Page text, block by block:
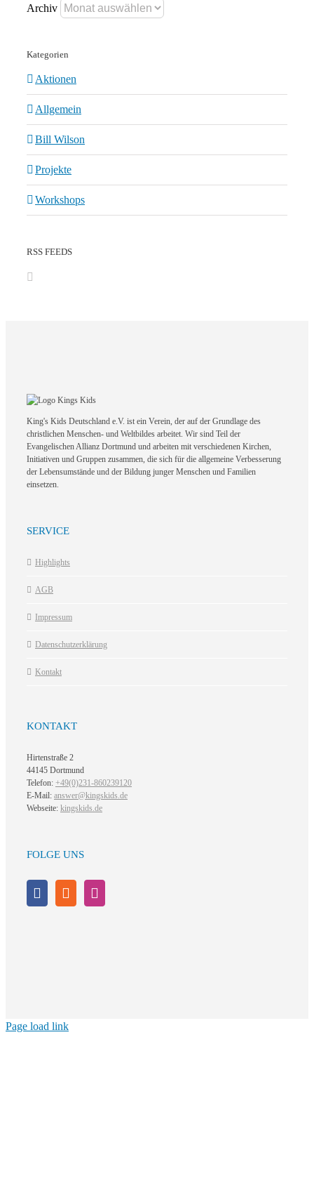
Archiv
Kategorien
Aktionen
Allgemein
Bill Wilson
Projekte
Workshops
RSS FEEDS
King's Kids Deutschland e.V. ist ein Verein, der auf der Grundlage des
christlichen Menschen- und Weltbildes arbeitet. Wir sind Teil der
Evangelischen Allianz Dortmund und arbeiten mit verschiedenen Kirchen,
Initiativen und Gruppen zusammen, die sich für die allgemeine Verbesserung
der Lebensumstände und der Bildung junger Menschen und Familien
einsetzen.
SERVICE
Highlights
AGB
Impressum
Datenschutzerklärung
Kontakt
KONTAKT
Hirtenstraße 2
44145 Dortmund
Telefon: +49(0)231-860239120
E-Mail: answer@kingskids.de
Webseite: kingskids.de
FOLGE UNS
Page load link